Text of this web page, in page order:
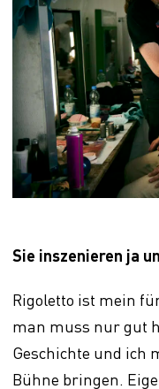
Sie inszenieren ja
Rigoletto ist mein
man muss nur gut
Geschichte und ich
Bühne bringen.